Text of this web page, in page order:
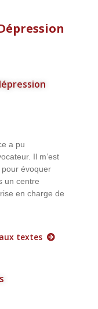
a pu
Il m’est
pour évoquer
un centre
en charge de
textes